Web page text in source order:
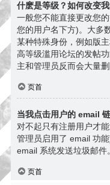
什麽是等级？如何改变
一般您不能直接更改您
您的用户名下方)。大多
某种特殊身份，例如版
高等级滥用论坛的发帖
主和管理员反而会大量
页首
当我点击用户的 email
对不起只有注册用户才
管理员启用了 email 功
email 系统发送垃圾邮件。
页首